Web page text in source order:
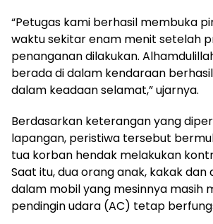
“Petugas kami berhasil membuka
waktu sekitar enam menit setelah
penanganan dilakukan.
berada di dalam kendaraan
dalam keadaan selamat,” ujarnya.
Berdasarkan keterangan yang
lapangan, peristiwa tersebut
tua korban hendak melakukan
Saat itu, dua orang anak, kakak dan
dalam mobil yang mesinnya masih
pendingin udara (AC) tetap